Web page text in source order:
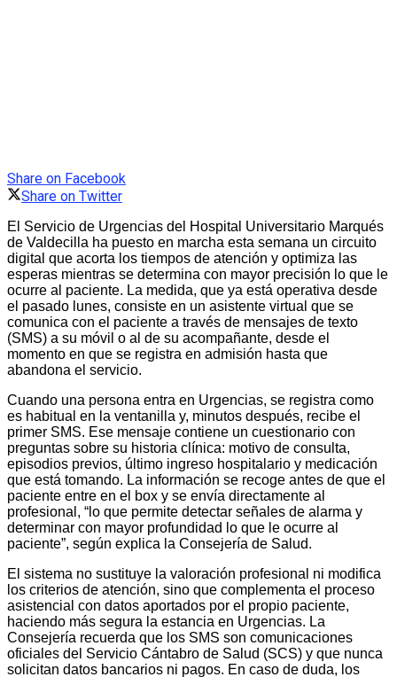
Share on Facebook
Share on Twitter
El Servicio de Urgencias del Hospital Universitario Marqués
de Valdecilla ha puesto en marcha esta semana un circuito
digital que acorta los tiempos de atención y optimiza las
esperas mientras se determina con mayor precisión lo que le
ocurre al paciente. La medida, que ya está operativa desde
el pasado lunes, consiste en un asistente virtual que se
comunica con el paciente a través de mensajes de texto
(SMS) a su móvil o al de su acompañante, desde el
momento en que se registra en admisión hasta que
abandona el servicio.
Cuando una persona entra en Urgencias, se registra como
es habitual en la ventanilla y, minutos después, recibe el
primer SMS. Ese mensaje contiene un cuestionario con
preguntas sobre su historia clínica: motivo de consulta,
episodios previos, último ingreso hospitalario y medicación
que está tomando. La información se recoge antes de que el
paciente entre en el box y se envía directamente al
profesional, “lo que permite detectar señales de alarma y
determinar con mayor profundidad lo que le ocurre al
paciente”, según explica la Consejería de Salud.
El sistema no sustituye la valoración profesional ni modifica
los criterios de atención, sino que complementa el proceso
asistencial con datos aportados por el propio paciente,
haciendo más segura la estancia en Urgencias. La
Consejería recuerda que los SMS son comunicaciones
oficiales del Servicio Cántabro de Salud (SCS) y que nunca
solicitan datos bancarios ni pagos. En caso de duda, los